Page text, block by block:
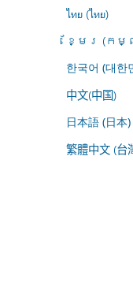
ไทย (ไทย)
ខ្មែរ (កម្
한국어 (대한
中文(中国)
日本語 (日本)
繁體中文 (台